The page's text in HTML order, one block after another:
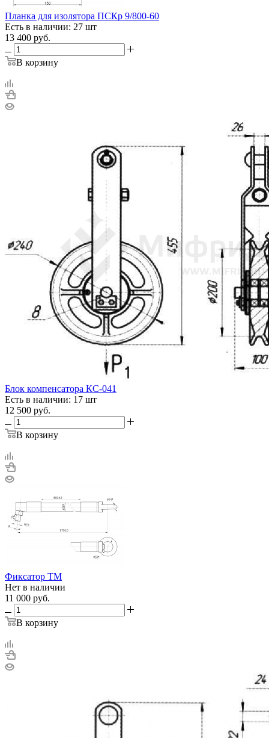
Планка для изолятора ПСКр 9/800-60
Есть в наличии: 27 шт
13 400 руб.
В корзину
Блок компенсатора КС-041
Есть в наличии: 17 шт
12 500 руб.
В корзину
Фиксатор ТМ
Нет в наличии
11 000 руб.
В корзину